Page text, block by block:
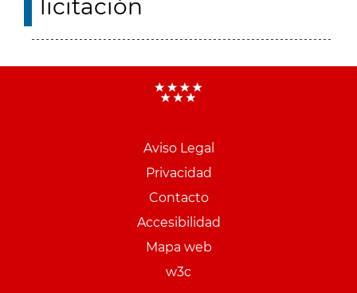
licitación
Aviso Legal
Privacidad
Contacto
Accesibilidad
Mapa web
w3c